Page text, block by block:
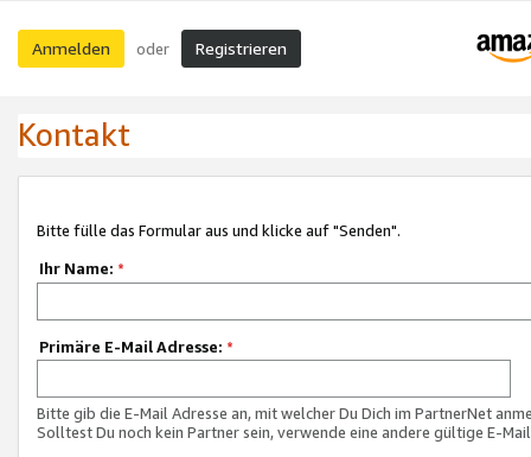
Anmelden oder Registrieren
Kontakt
Bitte fülle das Formular aus und klicke auf "Senden".
Ihr Name: *
Primäre E-Mail Adresse: *
Bitte gib die E-Mail Adresse an, mit welcher Du Dich im PartnerNet
Solltest Du noch kein Partner sein, verwende eine andere gültige E-